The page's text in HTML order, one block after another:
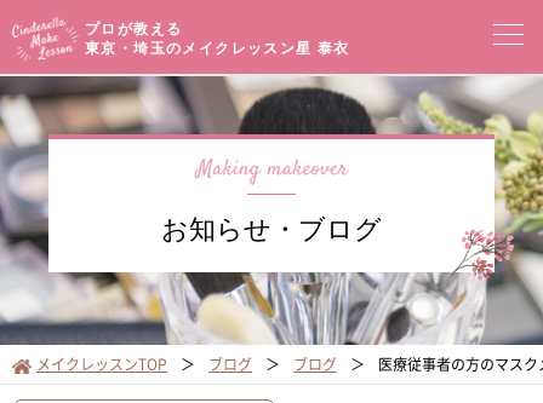
プロが教える
東京・埼玉のメイクレッスン星 泰衣
コンセプト
メイクレッスン一覧 イベントセミナー
プロフィール メイクブログ
お客様の声 サロンアクセス
オンラインショップ
お知らせ・ブログ
メイクレッスンTOP ブログ ブログ 医療従事者の方のマス